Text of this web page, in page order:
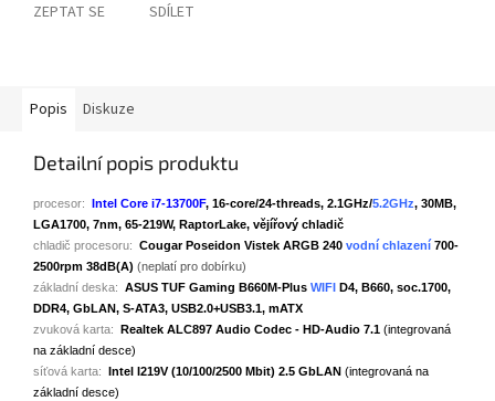
ZEPTAT SE SDÍLET
Popis Diskuze
Detailní popis produktu
procesor: Intel Core i7-13700F, 16-core/24-threads, 2.1GHz/5.2GHz, 30MB,
LGA1700, 7nm, 65-219W, RaptorLake, vějířový chladič
chladič procesoru: Cougar Poseidon Vistek ARGB 240 vodní chlazení 700-
2500rpm 38dB(A) (neplatí pro dobírku)
základní deska: ASUS TUF Gaming B660M-Plus WIFI D4, B660, soc.1700,
DDR4, GbLAN, S-ATA3, USB2.0+USB3.1, mATX
zvuková karta: Realtek ALC897 Audio Codec - HD-Audio 7.1 (integrovaná
na základní desce)
síťová karta: Intel I219V (10/100/2500 Mbit) 2.5 GbLAN (integrovaná na
základní desce)